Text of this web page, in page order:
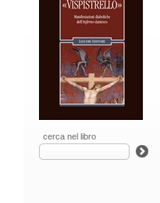
cerca nel libro